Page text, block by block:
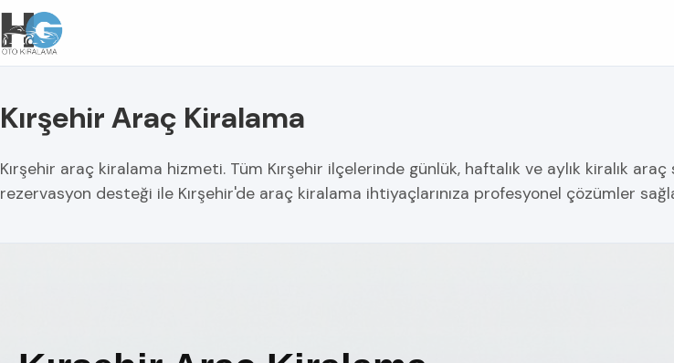
Kırşehir Araç Kiralama
Kırşehir araç kiralama hizmeti. Tüm Kırşehir ilçelerinde günlük, haftalık ve aylık kiralık
rezervasyon desteği ile Kırşehir'de araç kiralama ihtiyaçlarınıza profesyonel çözümler